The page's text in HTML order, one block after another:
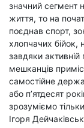
значний сегмент
життя, то на
поєднав спорт,
хлопчачих бійок,
завдяки активній
мешканців
самостійне
або п’ятдесят
зрозуміємо
Ігоря